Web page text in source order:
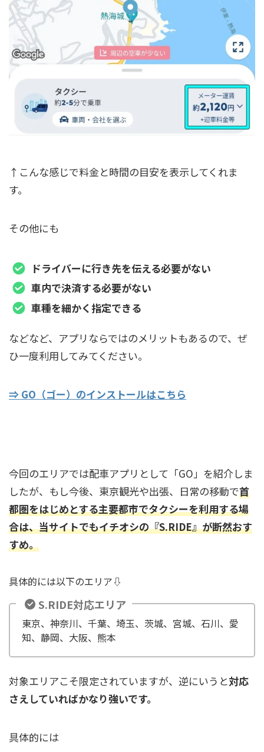
↑こんな感じで料金と時間の目安を表示してくれま
す。
その他にも
ドライバーに行き先を伝える必要がない
車内で決済する必要がない
車種を細かく指定できる
などなど、アプリならではのメリットもあるので、ぜ
ひ一度利用してみてください。
⇒ GO（ゴー）のインストールはこちら
今回のエリアでは配車アプリとして「GO」を紹介しま
したが、もし今後、東京観光や出張、日常の移動で首
都圏をはじめとする主要都市でタクシーを利用する場
合は、当サイトでもイチオシの『S.RIDE』が断然おす
すめ。
具体的には以下のエリア⇩
S.RIDE対応エリア
東京、神奈川、千葉、埼玉、茨城、宮城、石川、愛
知、静岡、大阪、熊本
対象エリアこそ限定されていますが、逆にいうと対応
さえしていればかなり強いです。
具体的には